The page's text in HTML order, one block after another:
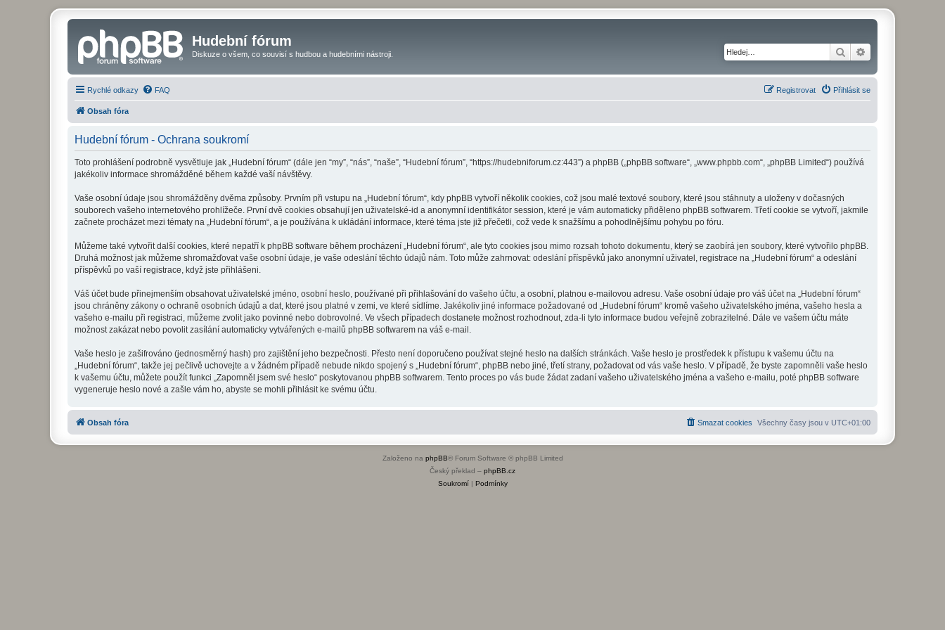
Hudební fórum
Diskuze o všem, co souvisí s hudbou a hudebními nástroji. Hledat
Rychlé odkazy FAQ Přihlásit se
Registrovat
Obsah fóra
Hudební fórum - Ochrana soukromí
Toto prohlášení podrobně vysvětluje jak „Hudební fórum“ (dále jen “my”, “nás”, “naše”, “Hudební fórum”, “https://hudebniforum.cz:443”) a phpBB („phpBB software“, „www.phpbb.com“, „phpBB Limited“) používá
jakékoliv informace shromážděné během každé vaší návštěvy.
Vaše osobní údaje jsou shromážděny dvěma způsoby. Prvním při vstupu na „Hudební fórum“, kdy phpBB vytvoří několik cookies, což jsou malé textové soubory, které jsou stáhnuty a uloženy v dočasných
souborech vašeho internetového prohlížeče. První dvě cookies obsahují jen uživatelské-id a anonymní identifikátor session, které je vám automaticky přiděleno phpBB softwarem. Třetí cookie se vytvoří, jakmile
začnete procházet mezi tématy na „Hudební fórum“, a je používána k ukládání informace, které téma jste již přečetli, což vede k snažšímu a pohodlnějšímu pohybu po fóru.
Můžeme také vytvořit další cookies, které nepatří k phpBB software během procházení „Hudební fórum“, ale tyto cookies jsou mimo rozsah tohoto dokumentu, který se zaobírá jen soubory, které vytvořilo phpBB.
Druhá možnost jak můžeme shromažďovat vaše osobní údaje, je vaše odeslání těchto údajů nám. Toto může zahrnovat: odeslání příspěvků jako anonymní uživatel, registrace na „Hudební fórum“ a odeslání
příspěvků po vaší registrace, když jste přihlášeni.
Váš účet bude přinejmenším obsahovat uživatelské jméno, osobní heslo, používané při přihlašování do vašeho účtu, a osobní, platnou e-mailovou adresu. Vaše osobní údaje pro váš účet na „Hudební fórum“
jsou chráněny zákony o ochraně osobních údajů a dat, které jsou platné v zemi, ve které sídlíme. Jakékoliv jiné informace požadované od „Hudební fórum“ kromě vašeho uživatelského jména, vašeho hesla a
vašeho e-mailu při registraci, můžeme zvolit jako povinné nebo dobrovolné. Ve všech případech dostanete možnost rozhodnout, zda-li tyto informace budou veřejně zobrazitelné. Dále ve vašem účtu máte
možnost zakázat nebo povolit zasílání automaticky vytvářených e-mailů phpBB softwarem na váš e-mail.
Vaše heslo je zašifrováno (jednosměrný hash) pro zajištění jeho bezpečnosti. Přesto není doporučeno používat stejné heslo na dalších stránkách. Vaše heslo je prostředek k přístupu k vašemu účtu na
„Hudební fórum“, takže jej pečlivě uchovejte a v žádném případě nebude nikdo spojený s „Hudební fórum“, phpBB nebo jiné, třetí strany, požadovat od vás vaše heslo. V případě, že byste zapomněli vaše heslo
k vašemu účtu, můžete použít funkci „Zapomněl jsem své heslo“ poskytovanou phpBB softwarem. Tento proces po vás bude žádat zadaní vašeho uživatelského jména a vašeho e-mailu, poté phpBB software
vygeneruje heslo nové a zašle vám ho, abyste se mohli přihlásit ke svému účtu.
Obsah fóra Všechny časy jsou v UTC+01:00
Smazat cookies
Založeno na phpBB® Forum Software © phpBB Limited
Český překlad – phpBB.cz
Soukromí| Podmínky